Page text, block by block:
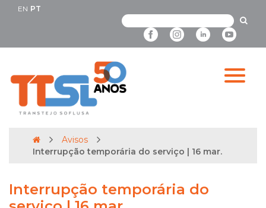
EN PT
Avisos
Interrupção temporária do serviço | 16 mar.
Interrupção temporária do